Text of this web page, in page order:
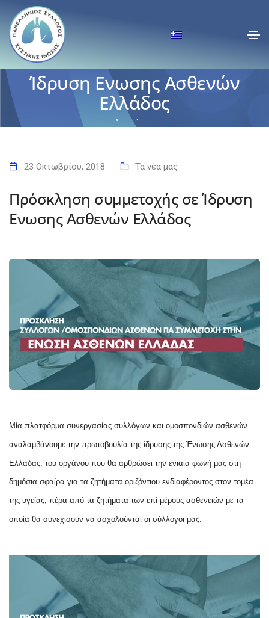
Πρόσκληση συμμετοχής σε
Ίδρυση Ενωσης Ασθενών
Ελλάδος
Αρχική
23 Οκτωβρίου, 2018 Τα νέα μας
Πρόσκληση συμμετοχής σε Ίδρυση
Ενωσης Ασθενών Ελλάδος
Μία πλατφόρμα συνεργασίας συλλόγων και ομοσπονδιών ασθενών
αναλαμβάνουμε την πρωτοβουλία της ίδρυσης της Ένωσης Ασθενών
Ελλάδας, του οργάνου που θα αρθρώσει την ενιαία φωνή μας στη
δημόσια σφαίρα για τα ζητήματα οριζόντιου ενδιαφέροντος στον τομέα
της υγείας, πέρα από τα ζητήματα των επί μέρους ασθενειών με τα
οποία θα συνεχίσουν να ασχολούνται οι σύλλογοι μας.